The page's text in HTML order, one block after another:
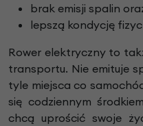
brak emisji spalin
lepszą kondycję
Rower elektryczny to
transportu. Nie emituje
tyle miejsca co
się codziennym
chcą uprościć swoje